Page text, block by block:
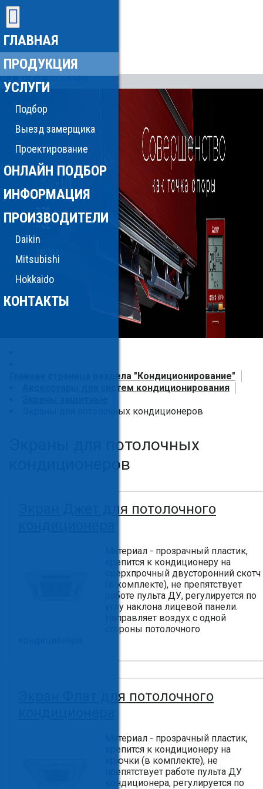
ГЛАВНАЯ
ПРОДУКЦИЯ
УСЛУГИ
Подбор
Выезд замерщика
Проектирование
ОНЛАЙН ПОДБОР
ИНФОРМАЦИЯ
ПРОИЗВОДИТЕЛИ
Daikin
Mitsubishi
Hokkaido
КОНТАКТЫ
Главная страница раздела "Кондиционирование"
Аксессуары для систем кондиционирования
Экраны для потолочных кондиционеров
Экраны для потолочных
кондиционеров
Экран Джет для потолочного
Материал - прозрачный пластик,
крепится к кондиционеру на
сверхпрочный двусторонний скотч
(в комплекте), не препятствует
работе пульта ДУ, регулируется по
углу наклона лицевой панели.
Направляет воздух с одной
стороны потолочного
Экран Флат для потолочного
Материал - прозрачный пластик,
крепится к кондиционеру на
крючки (в комплекте), не
препятствует работе пульта ДУ
кондиционера, регулируется по